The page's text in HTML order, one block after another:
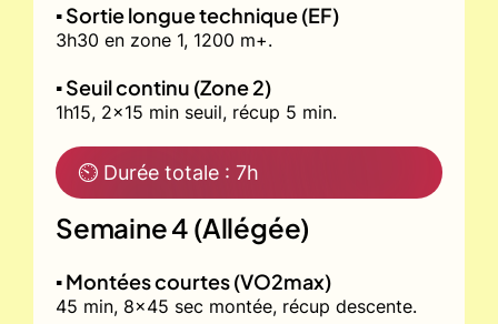
▪️ Sortie longue technique (EF)
3h30 en zone 1, 1200 m+.
▪️ Seuil continu (Zone 2)
1h15, 2x15 min seuil, récup 5 min.
⏲ Durée totale : 7h
Semaine 4 (Allégée)
▪️ Montées courtes (VO2max)
45 min, 8x45 sec montée, récup descente.